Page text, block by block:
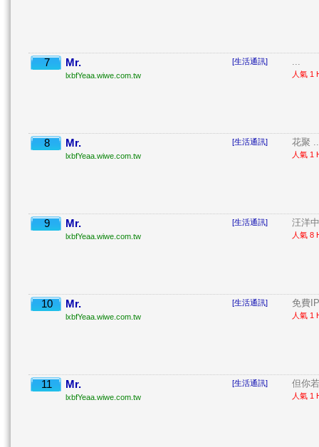
7 Mr.
lxbfYeaa.wiwe.com.tw
[生活通訊] ...
人氣 1
8 Mr.
lxbfYeaa.wiwe.com.tw
[生活通訊] 花聚
人氣 1
9 Mr.
lxbfYeaa.wiwe.com.tw
[生活通訊] 汪洋
人氣 8
10 Mr.
lxbfYeaa.wiwe.com.tw
[生活通訊] 免費
人氣 1
11 Mr.
lxbfYeaa.wiwe.com.tw
[生活通訊] 但你
人氣 1